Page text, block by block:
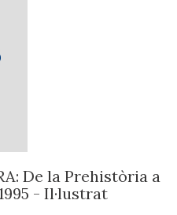
De la Prehistòria a
- Il·lustrat